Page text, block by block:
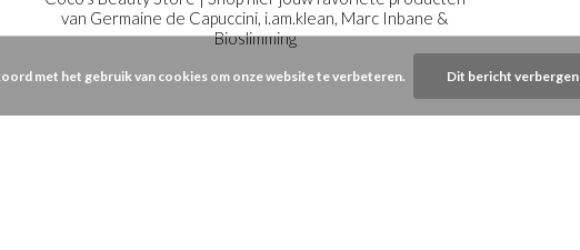
van Germaine de Capuccini, i.am.klean, Marc Inbane &
Bioslimming
met het gebruik van cookies om onze website te verbeteren. Dit bericht verbergen